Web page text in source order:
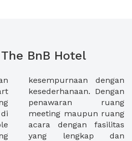
BnB Hotel